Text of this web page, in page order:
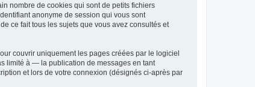
nombre de cookies qui sont de petits fichiers
anonyme de session qui vous sont
ce fait tous les sujets que vous avez consultés et
couvrir uniquement les pages créées par le logiciel
limité à — la publication de messages en tant
et lors de votre connexion (désignés ci-après par